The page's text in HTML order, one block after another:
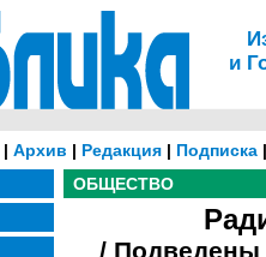
и
| Архив | Редакция | Подписка
ОБЩЕСТВО
/ Подведены